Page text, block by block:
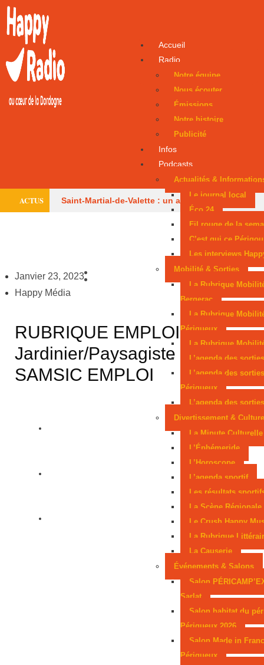
Accueil
Radio
Notre équipe
Nous écouter
Émissions
Notre histoire
Publicité
Infos
Podcasts
Actualités &
Le journal local
Éco 24
Fil rouge de la
C’est qui ce
Les interviews
Mobilité & Sorties
La Rubrique
Bergerac
La Rubrique
Périgueux
La Rubrique
L’agenda des
L’agenda des sorties
Périgueux
L’agenda des
Divertissement & Culture
La Minute Culturelle
L’Éphémeride
L’Horoscope
L’agenda sportif
Les résultats
La Scène Régionale
Le Crush Happy
La Rubrique
La Causerie
Événements & Salons
Salon
Sarlat
Salon habitat du
Périgueux 2026
Salon Made in
Périgueux
ACTUS Saint-Martial-de-Valette : un adolescent évacué
Le centre équestre de
la parole aux consommateurs Six mois avec
sursis après une tentative d’incendie
Périgourdin en lice aux Mondiaux juniors
Sarlat, parmi les cités médiévales préférées des
Janvier 23, 2023
Happy Média
RUBRIQUE EMPLOI –
Jardinier/Paysagiste –
SAMSIC EMPLOI